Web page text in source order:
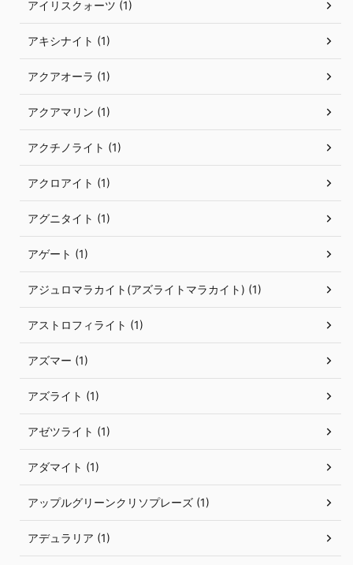
アイリスクォーツ (1)
アキシナイト (1)
アクアオーラ (1)
アクアマリン (1)
アクチノライト (1)
アクロアイト (1)
アグニタイト (1)
アゲート (1)
アジュロマラカイト(アズライトマラカイト) (1)
アストロフィライト (1)
アズマー (1)
アズライト (1)
アゼツライト (1)
アダマイト (1)
アップルグリーンクリソプレーズ (1)
アデュラリア (1)